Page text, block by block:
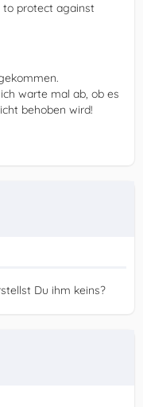
to protect against
warte mal ab, ob es
behoben wird!
Du ihm keins?